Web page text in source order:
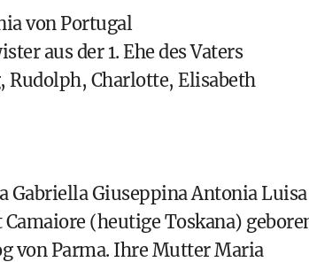
von Portugal
aus der 1. Ehe des Vaters
Rudolph, Charlotte, Elisabeth
Gabriella Giuseppina Antonia Luisa
(heutige Toskana)
von Parma. Ihre Mutter Maria